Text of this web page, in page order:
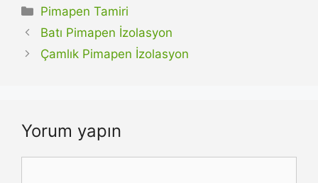
Kategoriler
Pimapen Tamiri
Batı Pimapen İzolasyon
Çamlık Pimapen İzolasyon
Yorum yapın